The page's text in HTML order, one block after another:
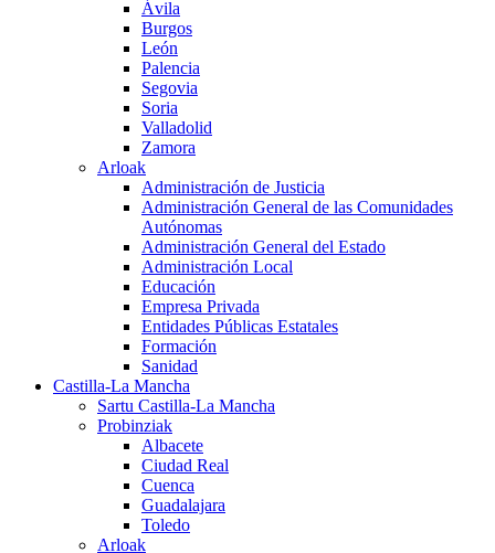
Ávila
Burgos
León
Palencia
Segovia
Soria
Valladolid
Zamora
Arloak
Administración de Justicia
Administración General de las Comunidades
Autónomas
Administración General del Estado
Administración Local
Educación
Empresa Privada
Entidades Públicas Estatales
Formación
Sanidad
Castilla-La Mancha
Sartu Castilla-La Mancha
Probinziak
Albacete
Ciudad Real
Cuenca
Guadalajara
Toledo
Arloak